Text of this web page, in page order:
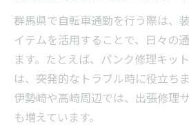
群馬県で自転車通勤を行う際は、
イテムを活用することで、日々の
ます。たとえば、パンク修理キッ
は、突発的なトラブル時に役立ち
伊勢崎や高崎周辺では、出張修理
も増えています。